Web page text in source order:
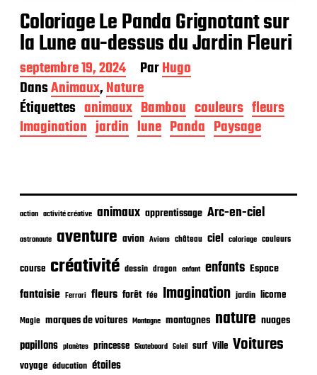
Coloriage Le Panda Grignotant sur
la Lune au-dessus du Jardin Fleuri
D
a
t
e
d
e
l
i
a
i
n
septembre 19, 2024 ParHugo
DansAnimaux,Nature
Étiquettes animaux Bambou couleurs fleurs
Imagination jardin lune Panda Paysage
action activité créative animaux apprentissage Arc-en-ciel
astronaute aventure avion Avions château ciel coloriage couleurs
course créativité dessin dragon enfant enfants Espace
fantaisie Ferrari fleurs forêt fée Imagination jardin licorne
Magie marques de voitures Montagne montagnes nature nuages
papillons planètes princesse Skateboard Soleil surf Ville Voitures
voyage éducation étoiles